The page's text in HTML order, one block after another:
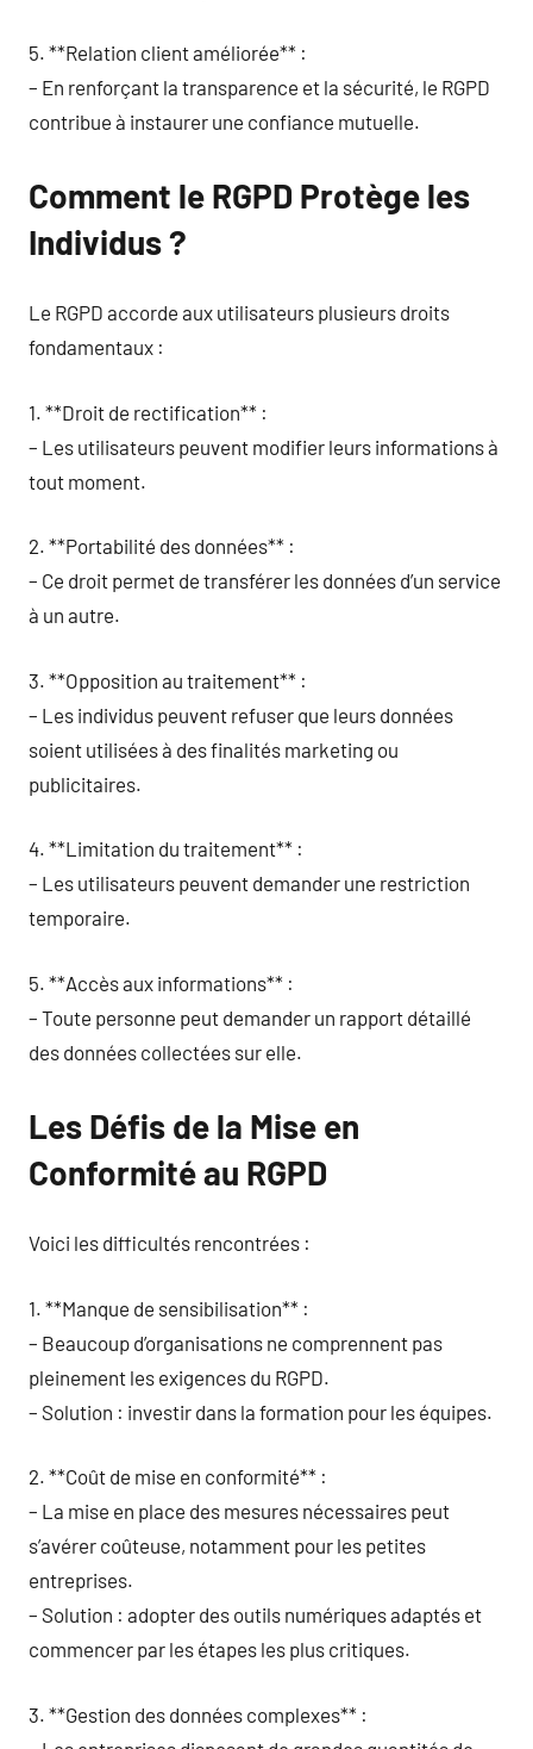
5. **Relation client améliorée** :
– En renforçant la transparence et la sécurité, le RGPD
contribue à instaurer une confiance mutuelle.
Comment le RGPD Protège les
Individus ?
Le RGPD accorde aux utilisateurs plusieurs droits
fondamentaux :
1. **Droit de rectification** :
– Les utilisateurs peuvent modifier leurs informations à
tout moment.
2. **Portabilité des données** :
– Ce droit permet de transférer les données d’un service
à un autre.
3. **Opposition au traitement** :
– Les individus peuvent refuser que leurs données
soient utilisées à des finalités marketing ou
publicitaires.
4. **Limitation du traitement** :
– Les utilisateurs peuvent demander une restriction
temporaire.
5. **Accès aux informations** :
– Toute personne peut demander un rapport détaillé
des données collectées sur elle.
Les Défis de la Mise en
Conformité au RGPD
Voici les difficultés rencontrées :
1. **Manque de sensibilisation** :
– Beaucoup d’organisations ne comprennent pas
pleinement les exigences du RGPD.
– Solution : investir dans la formation pour les équipes.
2. **Coût de mise en conformité** :
– La mise en place des mesures nécessaires peut
s’avérer coûteuse, notamment pour les petites
entreprises.
– Solution : adopter des outils numériques adaptés et
commencer par les étapes les plus critiques.
3. **Gestion des données complexes** :